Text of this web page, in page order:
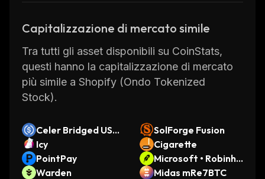
Capitalizzazione di mercato simile
Tra tutti gli asset disponibili su CoinStats,
questi hanno la capitalizzazione di mercato
più simile a Shopify (Ondo Tokenized
Stock).
Celer Bridged USD
C (Astar)
SolForge Fusion
Icy
Cigarette
PointPay
Microsoft • Robinho
od Token
Warden Midas mRe7BTC